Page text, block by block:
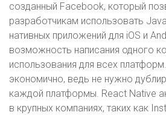
созданный Facebook, который
разработчикам использовать
нативных приложений для iOS и
возможность написания одного
использования для всех
экономично, ведь не нужно
каждой платформы. React Native
в крупных компаниях, таких как